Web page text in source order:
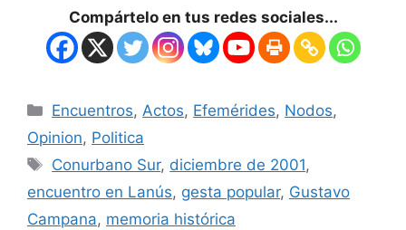
Compártelo en tus redes sociales...
Encuentros, Actos, Efemérides, Nodos,
Opinion, Politica
Conurbano Sur, diciembre de 2001,
encuentro en Lanús, gesta popular, Gustavo
Campana, memoria histórica